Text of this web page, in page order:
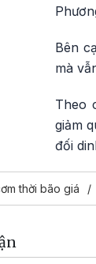
Bên
mà
Theo
giảm
đối
thời bão giá